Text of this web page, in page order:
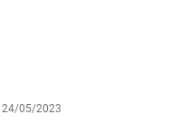
24/05/2023